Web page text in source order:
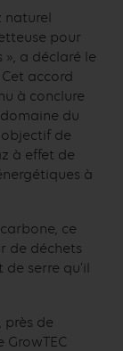
naturel
pour
a déclaré le
accord
à conclure
du
objectif de
à effet de
à
ce
de déchets
serre qu’il
près de